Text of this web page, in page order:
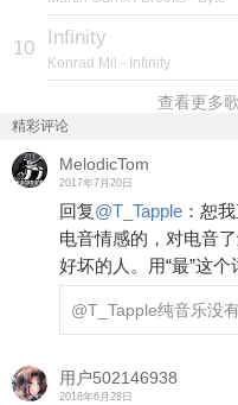
10 Infinity
Konrad Mil - Infinity
查看更多
精彩评论
MelodicTom
2017年7月20日
回复@T_Tapple ： 恕
电音情感的，对电音
好坏的人。用“最”这
@T_Tapple纯音乐没
用户502146938
2018年6月28日